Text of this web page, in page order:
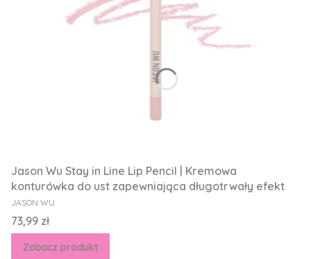
Jason Wu Stay in Line Lip Pencil | Kremowa
konturówka do ust zapewniająca długotrwały efekt
PRODUCENT
JASON WU
Cena
73,99 zł
Zobacz produkt